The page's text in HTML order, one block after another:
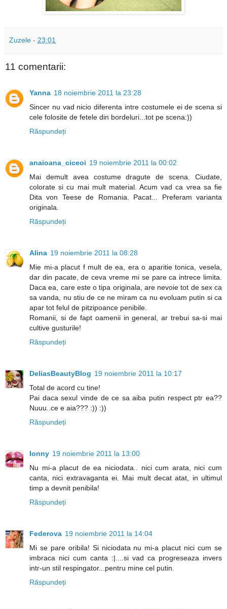
Zuzele - 23:01
11 comentarii:
Yanna 18 noiembrie 2011 la 23:28
Sincer nu vad nicio diferenta intre costumele ei de scena si
cele folosite de fetele din bordeluri...tot pe scena:))
Răspundeți
anaioana_ciceoi 19 noiembrie 2011 la 00:02
Mai demult avea costume dragute de scena. Ciudate,
colorate si cu mai mult material. Acum vad ca vrea sa fie
Dita von Teese de Romania. Pacat... Preferam varianta
originala.
Răspundeți
Alina 19 noiembrie 2011 la 08:28
Mie mi-a placut f mult de ea, era o aparitie tonica, vesela,
dar din pacate, de ceva vreme mi se pare ca intrece limita.
Daca ea, care este o tipa originala, are nevoie tot de sex ca
sa vanda, nu stiu de ce ne miram ca nu evoluam putin si ca
apar tot felul de pitzipoance penibile.
Romanii, si de fapt oamenii in general, ar trebui sa-si mai
cultive gusturile!
Răspundeți
DeliasBeautyBlog 19 noiembrie 2011 la 10:17
Total de acord cu tine!
Pai daca sexul vinde de ce sa aiba putin respect ptr ea??
Nuuu..ce e aia??? :)) :))
Răspundeți
Ionny 19 noiembrie 2011 la 13:00
Nu mi-a placut de ea niciodata.. nici cum arata, nici cum
canta, nici extravaganta ei. Mai mult decat atat, in ultimul
timp a devnit penibila!
Răspundeți
Federova 19 noiembrie 2011 la 14:04
Mi se pare oribila! Si niciodata nu mi-a placut nici cum se
imbraca nici cum canta :|....si vad ca progreseaza invers
intr-un stil respingator...pentru mine cel putin.
Răspundeți